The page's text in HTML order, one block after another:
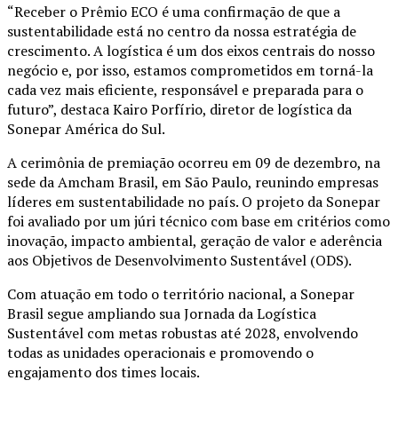
“Receber o Prêmio ECO é uma confirmação de que a
sustentabilidade está no centro da nossa estratégia de
crescimento. A logística é um dos eixos centrais do nosso
negócio e, por isso, estamos comprometidos em torná-la
cada vez mais eficiente, responsável e preparada para o
futuro”, destaca Kairo Porfírio, diretor de logística da
Sonepar América do Sul.
A cerimônia de premiação ocorreu em 09 de dezembro, na
sede da Amcham Brasil, em São Paulo, reunindo empresas
líderes em sustentabilidade no país. O projeto da Sonepar
foi avaliado por um júri técnico com base em critérios como
inovação, impacto ambiental, geração de valor e aderência
aos Objetivos de Desenvolvimento Sustentável (ODS).
Com atuação em todo o território nacional, a Sonepar
Brasil segue ampliando sua Jornada da Logística
Sustentável com metas robustas até 2028, envolvendo
todas as unidades operacionais e promovendo o
engajamento dos times locais.